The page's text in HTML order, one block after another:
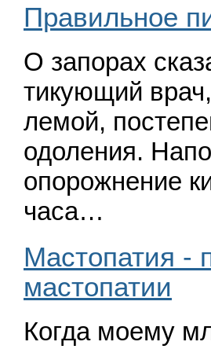
Правильное
О запорах
тикующий
лемой,
одоления.
опорож­нение
часа…
Мастопатия -
мастопатии
Когда моему